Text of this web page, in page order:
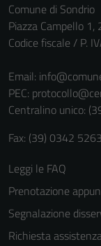
Comune di Sondrio
Piazza Campello
Codice fiscale / P.
Email:
PEC:
Centralino unico:
Fax: (39) 0342
Leggi le FAQ
Prenotazione
Segnalazione
Richiesta